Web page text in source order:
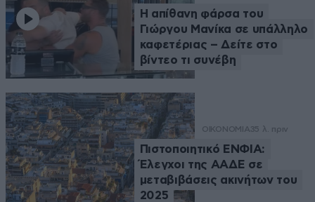
Η απίθανη φάρσα του
Γιώργου Μανίκα σε υπάλληλο
καφετέριας – Δείτε στο
βίντεο τι συνέβη
ΟΙΚΟΝΟΜΙΑ35 λ. πριν
Πιστοποιητικό ΕΝΦΙΑ:
Έλεγχοι της ΑΑΔΕ σε
μεταβιβάσεις ακινήτων του
2025